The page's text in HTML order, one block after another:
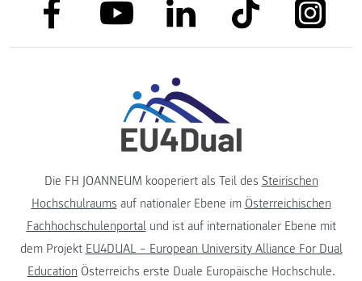
link to facebooklink to youtubelink to linkedinlink to tiktok link to
Die FH JOANNEUM kooperiert als Teil des Steirischen
Hochschulraums auf nationaler Ebene im Österreichischen
Fachhochschulenportalund ist auf internationaler Ebene mit
dem Projekt EU4DUAL – European University Alliance For Dual
Education Österreichs erste Duale Europäische Hochschule.